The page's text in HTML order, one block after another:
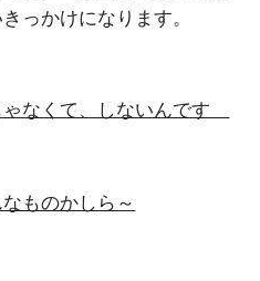
っかけになります。
なくて、しないんです
ものかしら～